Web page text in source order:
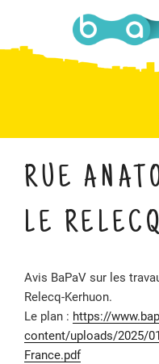
contenu
RUE
LE
Avis BaPaV sur les
Relecq-Kerhuon.
Le plan : https://
content/uploads/2025/
France.pdf